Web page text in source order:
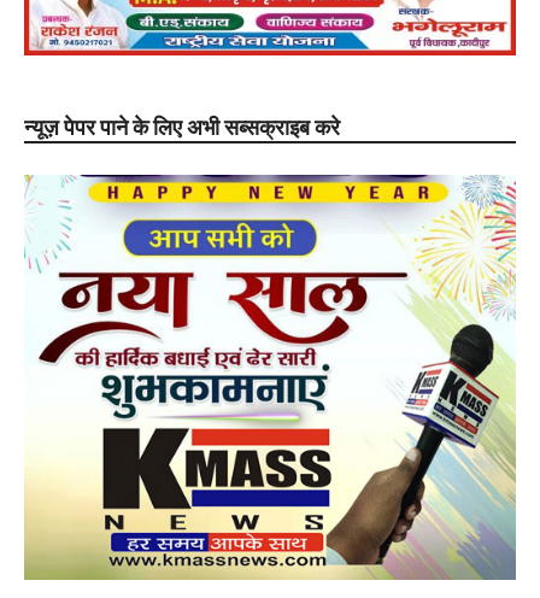
न्यूज़ पेपर पाने के लिए अभी सब्सक्राइब करे